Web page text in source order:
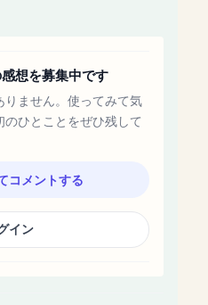
想を募集中です
りません。使ってみて気
ひとことをぜひ残して
コメントする
イン